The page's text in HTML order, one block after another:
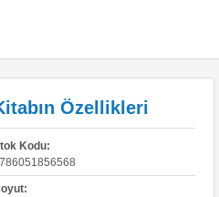
Özellikleri
Kodu: